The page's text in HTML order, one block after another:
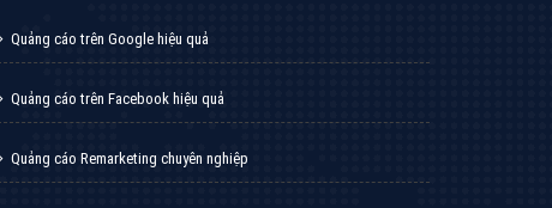
Quảng cáo trên Google hiệu quả
Quảng cáo trên Facebook hiệu quả
Quảng cáo Remarketing chuyên nghiệp